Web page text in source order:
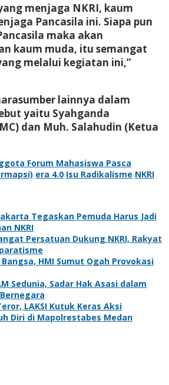
menjaga NKRI, kaum
Pancasila ini. Siapa pun
maka akan
kaum muda, itu semangat
melalui kegiatan ini,”
lainnya dalam
yaitu Syahganda
dan Muh. Salahudin (Ketua
Forum Mahasiswa Pasca
era 4.0 Isu Radikalisme NKRI
Tegaskan Pemuda Harus Jadi
NKRI
Persatuan Dukung NKRI, Rakyat
HMI Sumut Ogah Provokasi
Sedunia, Sadar Hak Asasi dalam
LAKSI Kutuk Keras Aksi
Diri di Mapolrestabes Medan